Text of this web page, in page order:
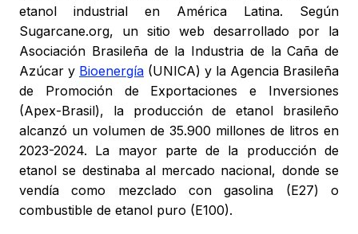
etanol industrial en América Latina. Según
Sugarcane.org, un sitio web desarrollado por la
Asociación Brasileña de la Industria de la Caña de
Azúcar y Bioenergía (UNICA) y la Agencia Brasileña
de Promoción de Exportaciones e Inversiones
(Apex-Brasil), la producción de etanol brasileño
alcanzó un volumen de 35.900 millones de litros en
2023-2024. La mayor parte de la producción de
etanol se destinaba al mercado nacional, donde se
vendía como mezclado con gasolina (E27) o
combustible de etanol puro (E100).